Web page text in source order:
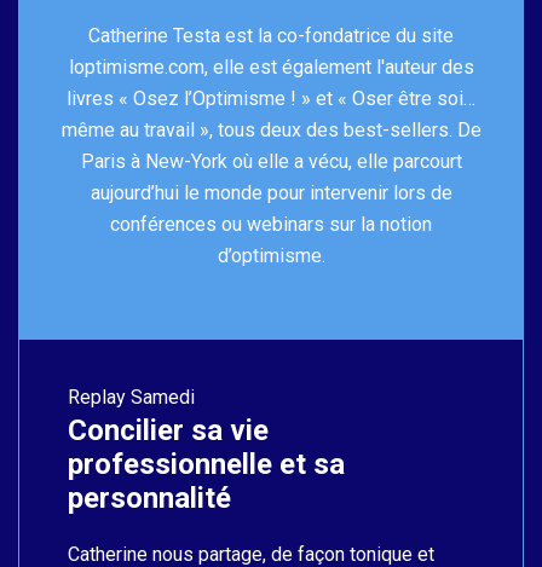
Catherine Testa est la co-fondatrice du site
loptimisme.com, elle est également l'auteur des
livres « Osez l’Optimisme ! » et « Oser être soi…
même au travail », tous deux des best-sellers. De
Paris à New-York où elle a vécu, elle parcourt
aujourd’hui le monde pour intervenir lors de
conférences ou webinars sur la notion
d’optimisme.
Replay Samedi
Concilier sa vie
professionnelle et sa
personnalité
Catherine nous partage, de façon tonique et